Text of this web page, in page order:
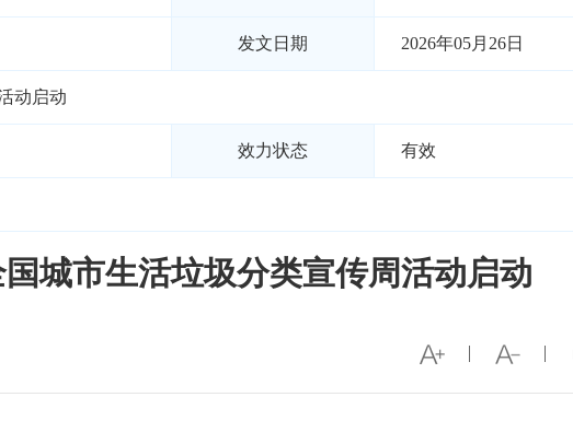
发文日期 2026年05月26日
动启动
效力状态 有效
城市生活垃圾分类宣传周活动启动